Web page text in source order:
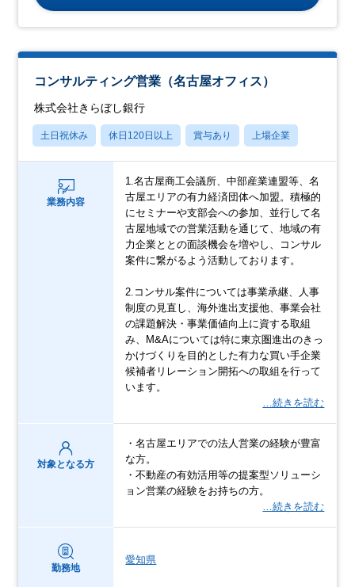
コンサルティング営業（名古屋オフィス）
株式会社きらぼし銀行
土日祝休み 休日120日以上 賞与あり 上場企業
業務内容
1.名古屋商工会議所、中部産業連盟等、名
古屋エリアの有力経済団体へ加盟。積極的
にセミナーや支部会への参加、並行して名
古屋地域での営業活動を通じて、地域の有
力企業ととの面談機会を増やし、コンサル
案件に繋がるよう活動しております。
2.コンサル案件については事業承継、人事
制度の見直し、海外進出支援他、事業会社
の課題解決・事業価値向上に資する取組
み、M&Aについては特に東京圏進出のきっ
かけづくりを目的とした有力な買い手企業
候補者リレーション開拓への取組を行って
います。
…続きを読む
対象となる方
・名古屋エリアでの法人営業の経験が豊富
な方。
・不動産の有効活用等の提案型ソリューシ
ョン営業の経験をお持ちの方。
…続きを読む
勤務地
愛知県